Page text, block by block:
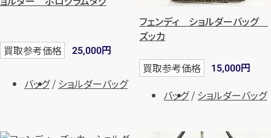
買取参考価格 25,000円
バッグ ショルダーバッグ
フェンディ ショルダーバッグ
ズッカ
買取参考価格 15,000円
バッグ
ショルダーバッグ